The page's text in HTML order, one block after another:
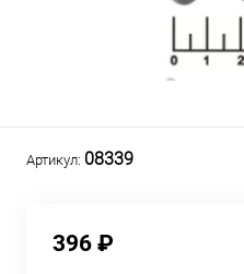
Артикул: 08339
396 ₽